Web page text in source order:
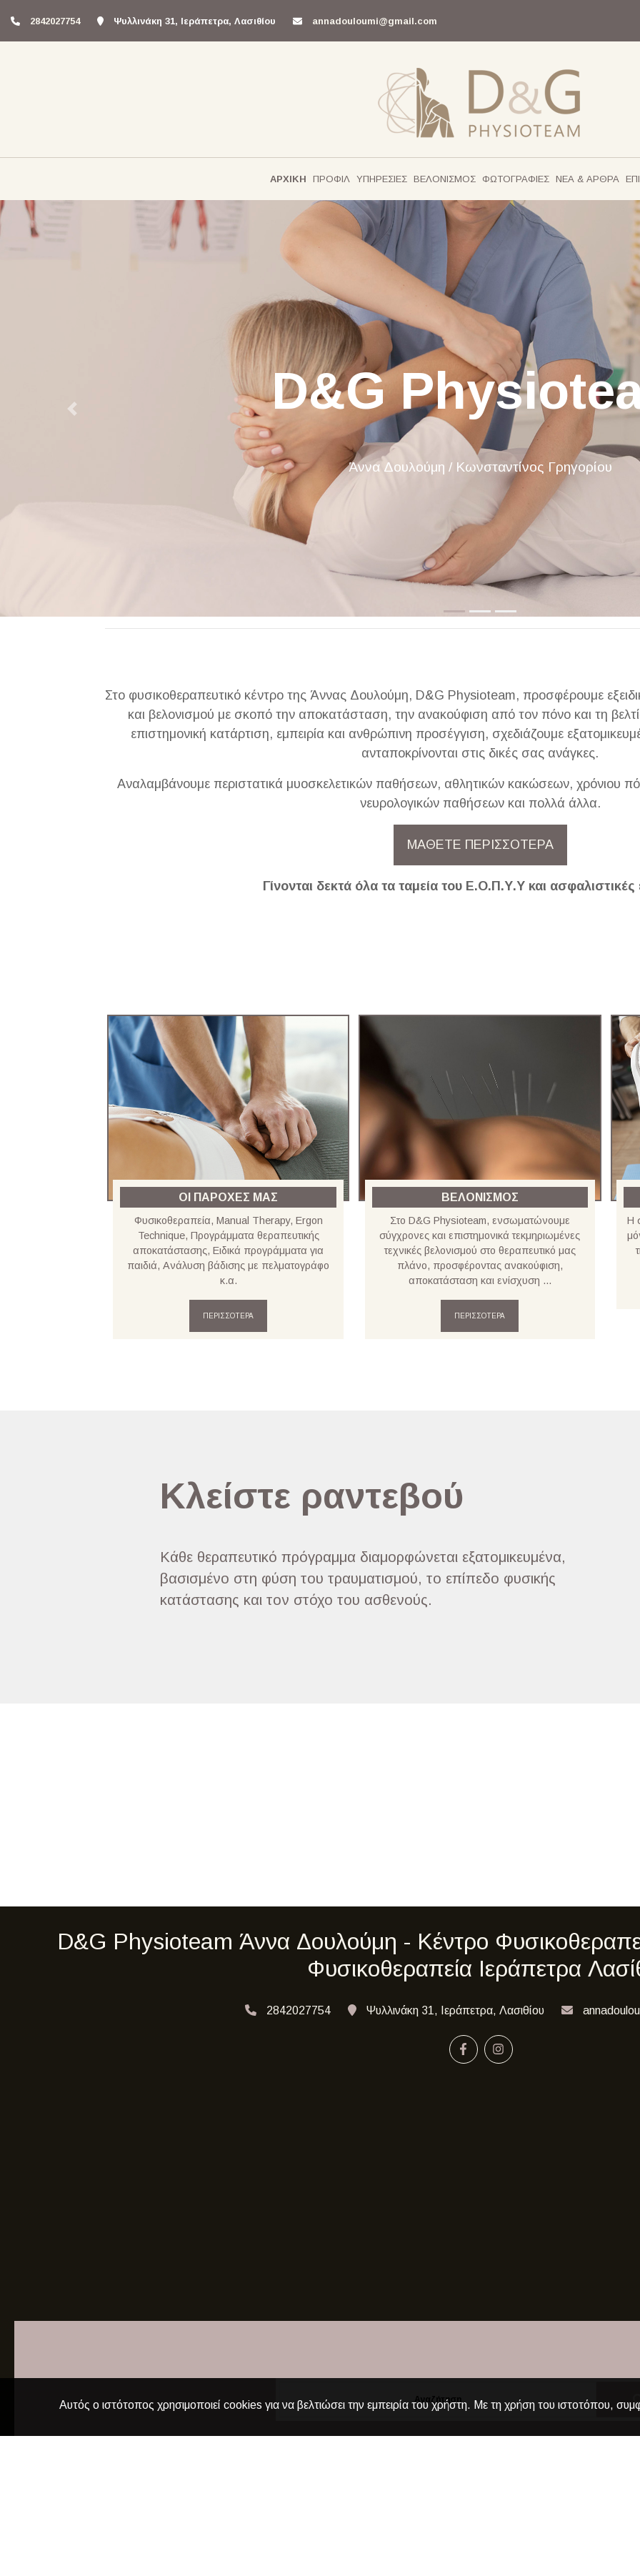
2842027754 Ψυλλινάκη 31, Ιεράπετρα, Λασιθίου annadouloumi@gmail.com
ΑΡΧΙΚΗ ΠΡΟΦΙΛ ΥΠΗΡΕΣΙΕΣ ΒΕΛΟΝΙΣΜΟΣ ΦΩΤΟΓΡΑΦΙΕΣ ΝΕΑ & ΑΡΘΡΑ
D&G
Άννα Δουλούμη / Κωνσταντίνος Γρηγορίου
Previous
Στο φυσικοθεραπευτικό κέντρο της Άννας Δουλούμη, D&G Physioteam, προσφέρουμε
και βελονισμού με σκοπό την αποκατάσταση, την ανακούφιση από τον πόνο και τη
επιστημονική κατάρτιση, εμπειρία και ανθρώπινη προσέγγιση, σχεδιάζουμε
ανταποκρίνονται στις δικές σας ανάγκες.
Αναλαμβάνουμε περιστατικά μυοσκελετικών παθήσεων, αθλητικών κακώσεων, χρόνιου
νευρολογικών παθήσεων και πολλά άλλα.
ΜΑΘΕΤΕ ΠΕΡΙΣΣΟΤΕΡΑ
Γίνονται δεκτά όλα τα ταμεία του Ε.Ο.Π.Υ.Υ και ασφαλιστικές
ΟΙ ΠΑΡΟΧΕΣ ΜΑΣ
Φυσικοθεραπεία, Manual Therapy, Ergon
Technique, Προγράμματα θεραπευτικής
αποκατάστασης, Ειδικά προγράμματα για
παιδιά, Ανάλυση βάδισης με πελματογράφο
κ.α.
ΠΕΡΙΣΣΟΤΕΡΑ
ΒΕΛΟΝΙΣΜΟΣ
Στο D&G Physioteam, ενσωματώνουμε
σύγχρονες και επιστημονικά τεκμηριωμένες
τεχνικές βελονισμού στο θεραπευτικό μας
πλάνο, προσφέροντας ανακούφιση,
αποκατάσταση και ενίσχυση ...
ΠΕΡΙΣΣΟΤΕΡΑ
Η
Κλείστε ραντεβού
Κάθε θεραπευτικό πρόγραμμα διαμορφώνεται εξατομικευμένα,
βασισμένο στη φύση του τραυματισμού, το επίπεδο φυσικής
κατάστασης και τον στόχο του ασθενούς.
D&G Physioteam Άννα Δουλούμη - Κέντρο
Φυσικοθεραπεία Ιεράπετρα
2842027754 Ψυλλινάκη 31, Ιεράπετρα, Λασιθίου
Αυτός ο ιστότοπος χρησιμοποιεί cookies για να βελτιώσει την εμπειρία του χρήστη. Με τη χρήση του ιστοτόπου,